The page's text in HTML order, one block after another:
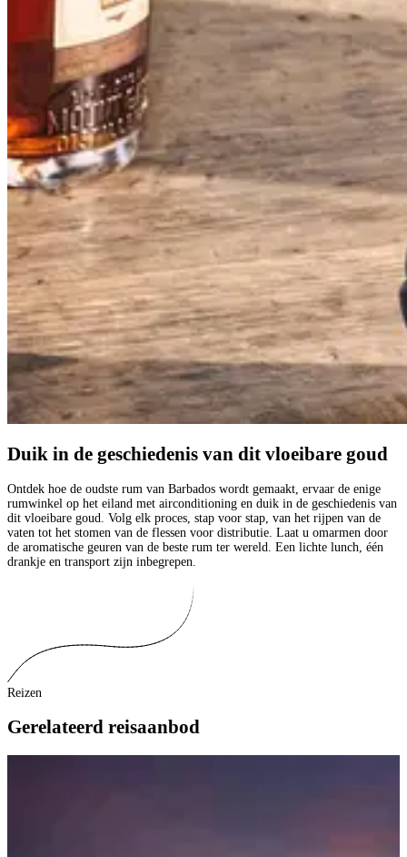
Duik in de geschiedenis van dit vloeibare goud
Ontdek hoe de oudste rum van Barbados wordt gemaakt, ervaar de enige
rumwinkel op het eiland met airconditioning en duik in de geschiedenis van
dit vloeibare goud. Volg elk proces, stap voor stap, van het rijpen van de
vaten tot het stomen van de flessen voor distributie. Laat u omarmen door
de aromatische geuren van de beste rum ter wereld. Een lichte lunch, één
drankje en transport zijn inbegrepen.
Reizen
Gerelateerd reisaanbod